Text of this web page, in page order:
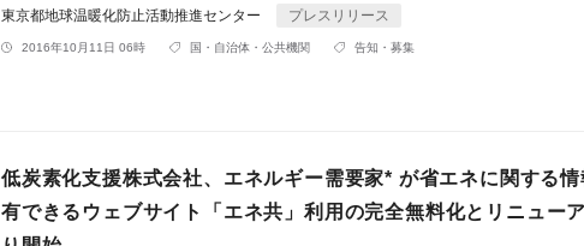
東京都地球温暖化防止活動推進センター プレスリリース
2016年10月11日 06時 国・自治体・公共機関 告知・募集
低炭素化支援株式会社、エネルギー需要家* が省エネに関する
有できるウェブサイト「エネ共」利用の完全無料化とリニュー